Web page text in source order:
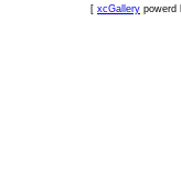
[ xcGallery